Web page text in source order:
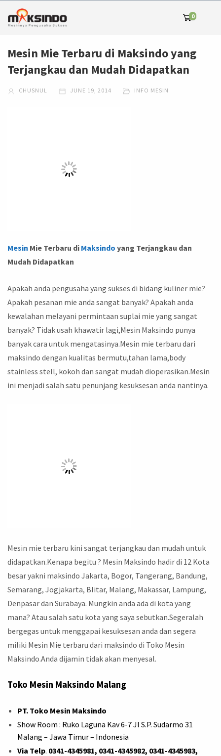
0
Mesin Mie Terbaru di Maksindo yang
Terjangkau dan Mudah Didapatkan
CHUSNUL JUNE 19, 2014 INFO MESIN
Mesin Mie Terbaru di Maksindo yang Terjangkau dan
Mudah Didapatkan
Apakah anda pengusaha yang sukses di bidang kuliner mie?
Apakah pesanan mie anda sangat banyak? Apakah anda
kewalahan melayani permintaan suplai mie yang sangat
banyak? Tidak usah khawatir lagi,Mesin Maksindo punya
banyak cara untuk mengatasinya.Mesin mie terbaru dari
maksindo dengan kualitas bermutu,tahan lama,body
stainless stell, kokoh dan sangat mudah dioperasikan.Mesin
ini menjadi salah satu penunjang kesuksesan anda nantinya.
Mesin mie terbaru kini sangat terjangkau dan mudah untuk
didapatkan.Kenapa begitu ? Mesin Maksindo hadir di 12 Kota
besar yakni maksindo Jakarta, Bogor, Tangerang, Bandung,
Semarang, Jogjakarta, Blitar, Malang, Makassar, Lampung,
Denpasar dan Surabaya. Mungkin anda ada di kota yang
mana? Atau salah satu kota yang saya sebutkan.Segeralah
bergegas untuk menggapai kesuksesan anda dan segera
miliki Mesin Mie terbaru dari maksindo di Toko Mesin
Maksindo.Anda dijamin tidak akan menyesal.
Toko Mesin Maksindo Malang
PT. Toko Mesin Maksindo
Show Room : Ruko Laguna Kav 6-7 Jl S.P. Sudarmo 31
Malang – Jawa Timur – Indonesia
Via Telp. 0341-4345981, 0341-4345982, 0341-4345983,